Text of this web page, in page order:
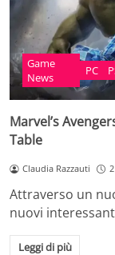
Game
News
PC
Marvel’s
Table
Claudia Razzauti
Attraverso un
nuovi
Leggi di più